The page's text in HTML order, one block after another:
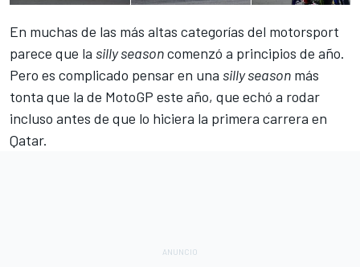
En muchas de las más altas categorías del motorsport
parece que la silly seasoncomenzó a principios de año.
Pero es complicado pensar en una silly season más
tonta que la de MotoGP este año, que echó a rodar
incluso antes de que lo hiciera la primera carrera en
Qatar.